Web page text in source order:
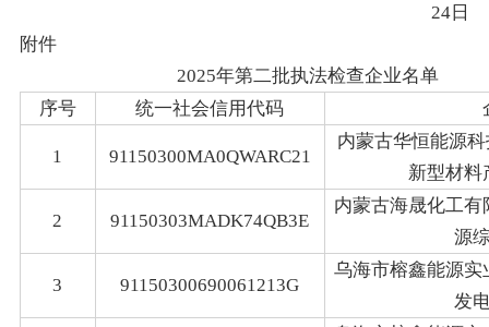
24日
附件
2025年第二批执法检查企业名单
序号
统一社会信用代码
1 91150300MA0QWARC21
内蒙古华恒能源
新型材料
2 91150303MADK74QB3E
内蒙古海晟化工
源
3 91150300690061213G
乌海市榕鑫能源
发